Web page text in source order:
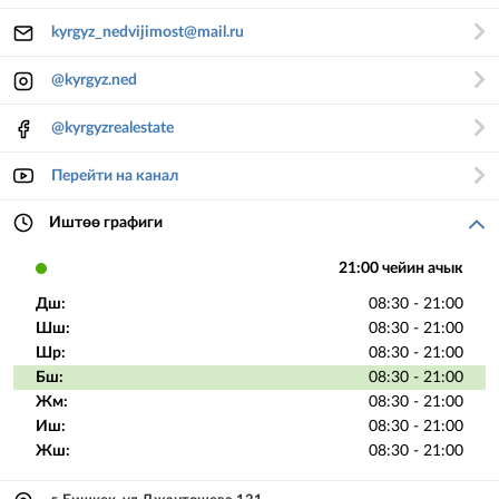
kyrgyz_nedvijimost@mail.ru
@kyrgyz.ned
@kyrgyzrealestate
Перейти на канал
Иштөө графиги
21:00 чейин ачык
Дш:
08:30 - 21:00
Шш:
08:30 - 21:00
Шр:
08:30 - 21:00
Бш:
08:30 - 21:00
Жм:
08:30 - 21:00
Иш:
08:30 - 21:00
Жш:
08:30 - 21:00